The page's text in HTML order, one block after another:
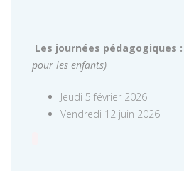
Les journées pédagogiques :
pour les enfants)
Jeudi 5 février 2026
Vendredi 12 juin 2026